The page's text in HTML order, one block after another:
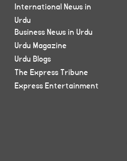
International News in
Urdu
Business News in Urdu
Urdu Magazine
Urdu Blogs
The Express Tribune
Express Entertainment